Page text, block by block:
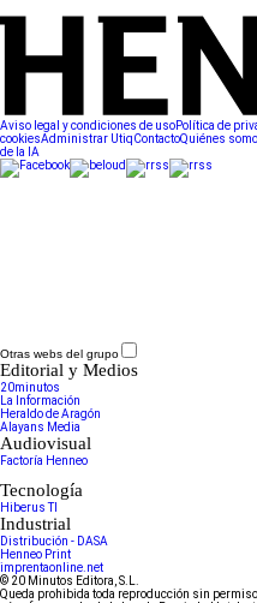
Aviso legal y condiciones de usoPolítica de
cookiesAdministrar UtiqContactoQuiénes
de la IA
Otras webs del grupo
Editorial y Medios
20minutos
La Información
Heraldo de Aragón
Alayans Media
Audiovisual
Factoría Henneo
Tecnología
Hiberus TI
Industrial
Distribución - DASA
Henneo Print
imprentaonline.net
© 20 Minutos Editora, S.L.
Queda prohibida toda reproducción sin